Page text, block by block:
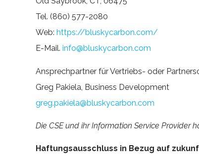
Tel. (860) 577-2080
Web: https://bluskycarbon.com/
E-Mail. info@bluskycarbon.com
Ansprechpartner für Vertriebs- oder
Greg Pakiela, Business Development
greg.pakiela@bluskycarbon.com
Die CSE und ihr Information Service Provider
Haftungsausschluss in Bezug auf